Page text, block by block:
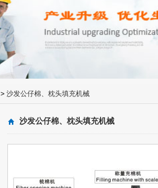
> 沙发公仔棉、枕头填充机械
沙发公仔棉、枕头填充机械